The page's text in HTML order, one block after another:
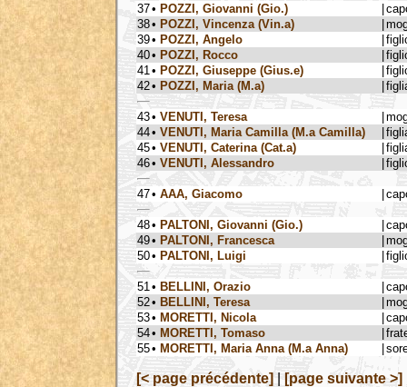
37• POZZI, Giovanni (Gio.)
38• POZZI, Vincenza (Vin.a)
39• POZZI, Angelo
40• POZZI, Rocco
41 • POZZI, Giuseppe (Gius.e)
42• POZZI, Maria (M.a)
43• VENUTI, Teresa
44• VENUTI, Maria Camilla (M.a Camilla)
45• VENUTI, Caterina (Cat.a)
46• VENUTI, Alessandro
47• AAA, Giacomo
48• PALTONI, Giovanni (Gio.)
49• PALTONI, Francesca
50• PALTONI, Luigi
51 • BELLINI, Orazio
52• BELLINI, Teresa
53• MORETTI, Nicola
54• MORETTI, Tomaso
55• MORETTI, Maria Anna (M.a Anna)
[< page précédente] [page suivante >]